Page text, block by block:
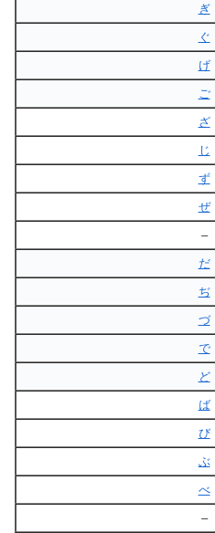
ぎ
ぐ
げ
ご
ざ
じ
ず
ぜ
–
だ
ぢ
づ
で
ど
ば
び
ぶ
べ
–